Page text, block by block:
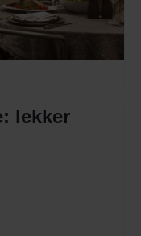
lekker